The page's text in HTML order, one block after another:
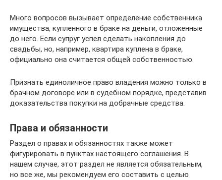
Много вопросов вызывает определение собственника
имущества, купленного в браке на деньги, отложенные
до него. Если супруг успел сделать накопления до
свадьбы, но, например, квартира куплена в браке,
официально она считается общей собственностью.
Признать единоличное право владения можно только в
брачном договоре или в судебном порядке, представив
доказательства покупки на добрачные средства.
Права и обязанности
Раздел о правах и обязанностях также может
фигурировать в пунктах настоящего соглашения. В
нашем случае, этот раздел не является обязательным,
но все же, мы рекомендуем его составить с целью